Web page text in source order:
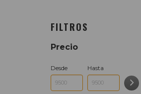
FILTROS
Precio
Desde Hasta